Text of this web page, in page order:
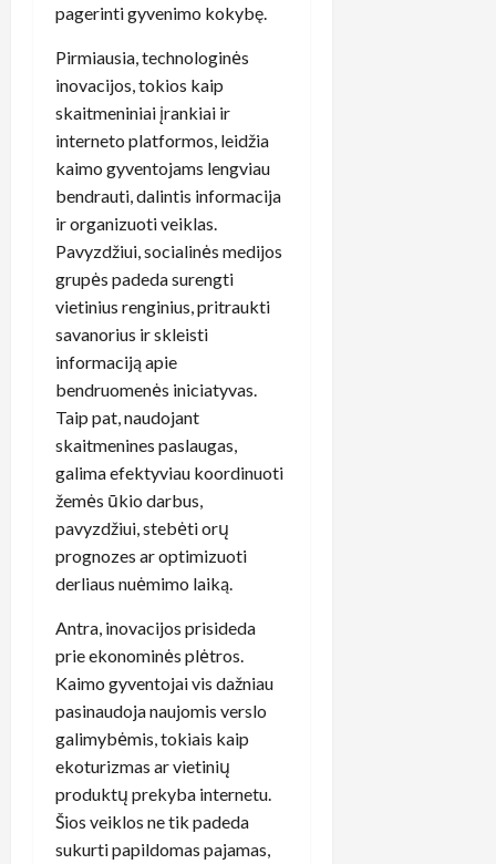
pagerinti gyvenimo kokybę.
Pirmiausia, technologinės
inovacijos, tokios kaip
skaitmeniniai įrankiai ir
interneto platformos, leidžia
kaimo gyventojams lengviau
bendrauti, dalintis informacija
ir organizuoti veiklas.
Pavyzdžiui, socialinės medijos
grupės padeda surengti
vietinius renginius, pritraukti
savanorius ir skleisti
informaciją apie
bendruomenės iniciatyvas.
Taip pat, naudojant
skaitmenines paslaugas,
galima efektyviau koordinuoti
žemės ūkio darbus,
pavyzdžiui, stebėti orų
prognozes ar optimizuoti
derliaus nuėmimo laiką.
Antra, inovacijos prisideda
prie ekonominės plėtros.
Kaimo gyventojai vis dažniau
pasinaudoja naujomis verslo
galimybėmis, tokiais kaip
ekoturizmas ar vietinių
produktų prekyba internetu.
Šios veiklos ne tik padeda
sukurti papildomas pajamas,